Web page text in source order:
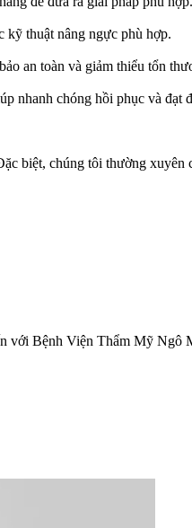
kỹ thuật nâng ngực phù hợp.
an toàn và giảm thiểu tổn
nhanh chóng hồi phục và đạt
biệt, chúng tôi thường
Bệnh Viện Thẩm Mỹ